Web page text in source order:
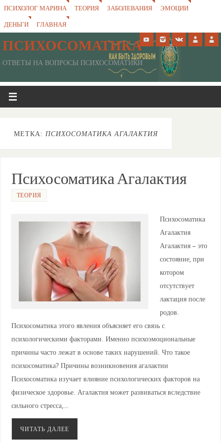
ПСИХОЛОГ МАРИНА ТЕОРИЯ ЗАБОЛЕВАНИЯ
ЭМОЦИИ
ДЕНЬГИ
ГЛАВНАЯ
ПСИХОСОМАТИКА
ОТВЕТЫ НА ВОПРОСЫ ПСИХОСОМАТИКИ
МЕТКА: ПСИХОСОМАТИКА АГАЛАКТИЯ
Психосоматика Агалактия
ТЕОРИЯ
Психосоматика
Агалактия
Агалактия – это
состояние, при
котором
отсутствует
лактация после
родов.
Психосоматика этого явления объясняет его связь с
психологическими факторами. Именно психоэмоциональные
причины часто лежат в основе таких нарушений. Что такое
психосоматика? Причины возникновения агалактии
Психосоматика изучает влияние психологических факторов на
физическое здоровье. Агалактия может развиваться вследствие
сильного стресса,…
ЧИТАТЬ ДАЛЕЕ